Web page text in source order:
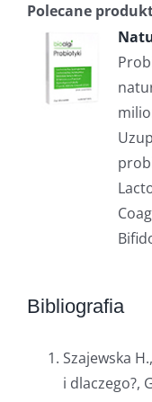
Polecane
Bibliografia
Szajewska
i dlaczego?,